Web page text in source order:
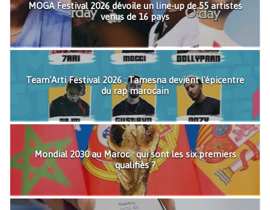
MOGA Festival 2026 dévoile un line-up de 55 artistes
venus de 16 pays
Team'Arti Festival 2026 : Tamesna devient l'épicentre
du rap marocain
Mondial 2030 au Maroc : qui sont les six premiers
qualifiés ?